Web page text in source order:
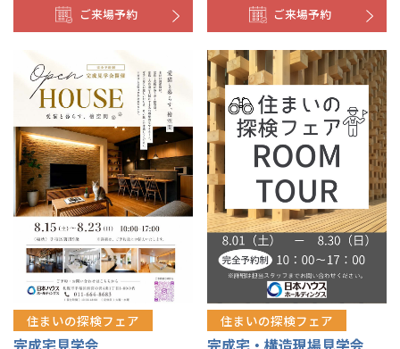
ご来場予約 ご来場予約
住まいの探検フェア 住まいの探検フェア
全国の展示場
北海道
札幌
道央
道北
東北
青森
秋田
甲信越・北陸
新潟
関東
お近くのイベント
北海道
札幌
札幌
小樽
道央
苫小牧千歳
小樽
道北
東北
青森県
八戸
青森
秋田県
秋田
甲信越・北陸
新潟県
長岡
関東